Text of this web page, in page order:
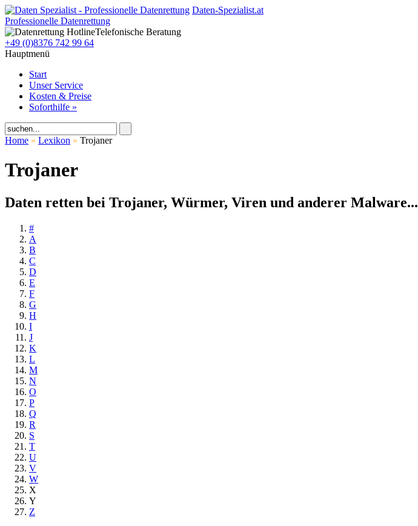
Daten-Spezialist.at
Professionelle Datenrettung
Telefonische Beratung
+49 (0)8376 742 99 64
Hauptmenü
Start
Unser Service
Kosten & Preise
Soforthilfe »
Home » Lexikon » Trojaner
Trojaner
Daten retten bei Trojaner, Würmer, Viren und anderer Malware...
#
A
B
C
D
E
F
G
H
I
J
K
L
M
N
O
P
Q
R
S
T
U
V
W
X
Y
Z